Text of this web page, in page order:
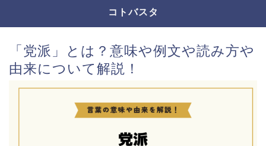
コトバスタ
「党派」とは？意味や例文や読み方や
由来について解説！